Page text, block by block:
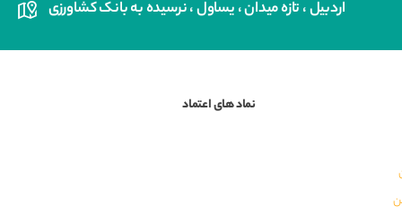
اردبیل ، تازه میدان ، یساول ، نرسیده به بانک کشاورزی
نماد های اعتماد